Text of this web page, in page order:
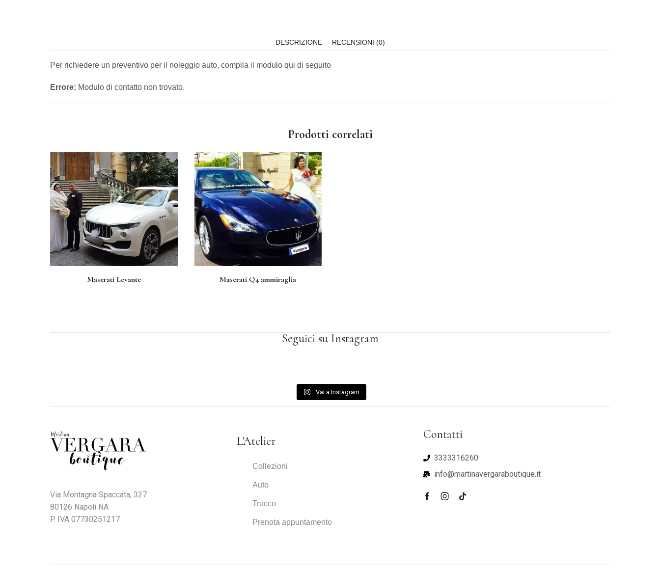
DESCRIZIONE RECENSIONI (0)
Per richiedere un preventivo per il noleggio auto, compila il modulo qui di seguito
Errore: Modulo di contatto non trovato.
Prodotti correlati
Maserati Levante Maserati Q4 ammiraglia
Seguici su Instagram
Vai a Instagram
Via Montagna Spaccata, 327
80126 Napoli NA
P. IVA 07730251217
L'Atelier
Collezioni
Auto
Trucco
Prenota appuntamento
Contatti
3333316260
info@martinavergaraboutique.it